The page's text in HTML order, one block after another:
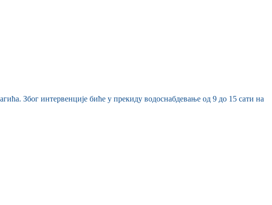
Због интервенције биће у прекиду водоснабдевање од 9 до 15 сати на